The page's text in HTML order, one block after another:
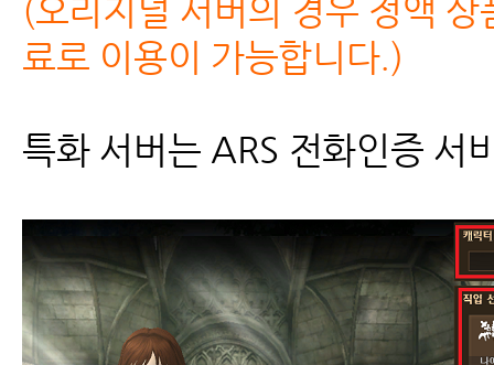
(오리지널 서버의 경우 정액
료로 이용이 가능합니다.)
특화 서버는 ARS 전화인증 서